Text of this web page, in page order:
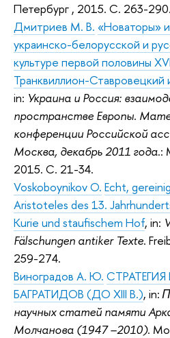
Петербург , 2015. С. 263-290.
Дмитриев М. В. «Новаторы»
украинско-белорусской и
культуре первой половины
Транквиллион-Ставровецкий
in: Украина и Россия:
пространстве Европы.
конференции Российской
Москва, декабрь 2011 года.:
2015. С. 21-34.
Voskoboynikov O. Echt,
Aristoteles des 13.
Kurie und staufischem Hof, in:
Fälschungen antiker Texte.
259-274.
Виноградов А. Ю.
БАГРАТИДОВ (ДО XIII В.), in:
научных статей памяти
Молчанова (1947 –2010).